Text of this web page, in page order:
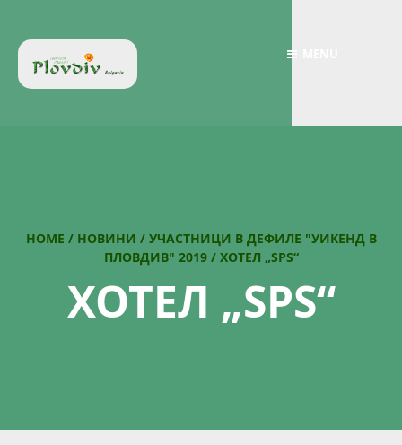
HOME / НОВИНИ / УЧАСТНИЦИ В ДЕФИЛЕ "УИКЕНД В
ПЛОВДИВ" 2019 / ХОТЕЛ „SPS“
ХОТЕЛ „SPS“